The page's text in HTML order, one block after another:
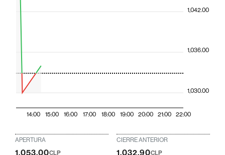
14:00 15:00 16:00 17:00 18:00 19:00 20:00 21:00 22:00
1,030.00
1,036.00
1,042.00
APERTURA
1,053.00CLP
CIERRE ANTERIOR
1,032.90CLP